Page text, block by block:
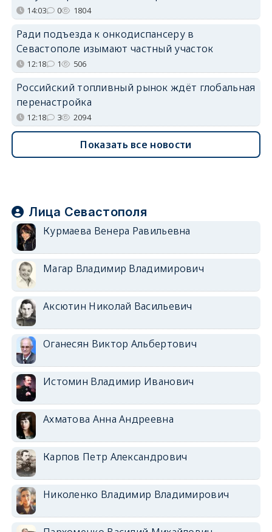
14:03 0 1804
Ради подъезда к онкодиспансеру в
Севастополе изымают частный участок
12:18 1 506
Российский топливный рынок ждёт глобальная
перенастройка
12:18 3 2094
Показать все новости
Лица Севастополя
Курмаева Венера Равильевна
Магар Владимир Владимирович
Аксютин Николай Васильевич
Оганесян Виктор Альбертович
Истомин Владимир Иванович
Ахматова Анна Андреевна
Карпов Петр Александрович
Николенко Владимир Владимирович